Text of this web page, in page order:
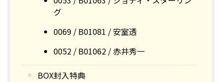
グ
0069 / B01081 / 安室透
0052 / B01062 / 赤井秀一
BOX封入特典